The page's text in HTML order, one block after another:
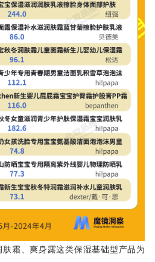
霜、爽身露这类保湿基础型产品为